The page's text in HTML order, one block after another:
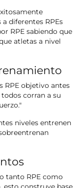
diferentes RPEs
RPE sabiendo que
atletas a nivel
RPE objetivo antes
todos corran a su
niveles entrenen
tanto RPE como